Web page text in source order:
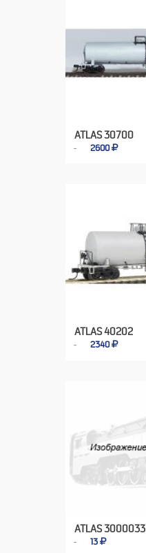
ATLAS 30700
2600
ATLAS 40202
2340
ATLAS 3000033
13